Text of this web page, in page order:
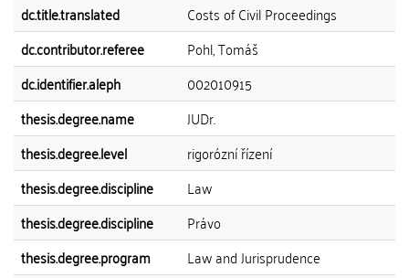
dc.title.translated
Costs of Civil Proceedings
dc.contributor.referee
Pohl, Tomáš
dc.identifier.aleph
002010915
thesis.degree.name
JUDr.
thesis.degree.level
rigorózní řízení
thesis.degree.discipline
Law
thesis.degree.discipline
Právo
thesis.degree.program
Law and Jurisprudence